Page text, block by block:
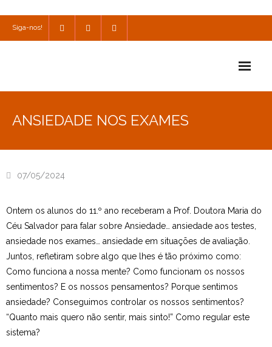
Siga-nos!
Consulta
SPO
Estudar no CRSI
Contactos
ANSIEDADE NOS EXAMES
07/05/2024
Ontem os alunos do 11.º ano receberam a Prof. Doutora Maria do
Céu Salvador para falar sobre Ansiedade… ansiedade aos testes,
ansiedade nos exames… ansiedade em situações de avaliação.
Juntos, refletiram sobre algo que lhes é tão próximo como:
Como funciona a nossa mente? Como funcionam os nossos
sentimentos? E os nossos pensamentos? Porque sentimos
ansiedade? Conseguimos controlar os nossos sentimentos?
“Quanto mais quero não sentir, mais sinto!” Como regular este
sistema?